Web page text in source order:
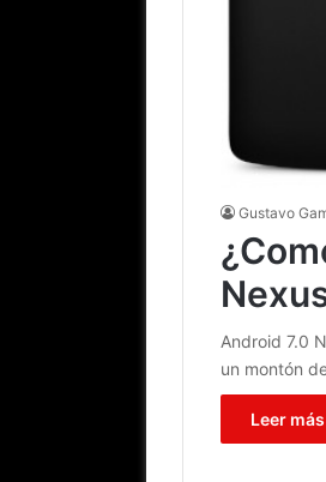
Gustavo
Android 7.0
un montón
Leer más